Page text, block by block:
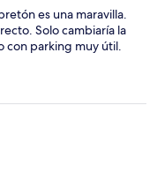
es una maravilla.
Solo cambiaría la
con parking muy útil.